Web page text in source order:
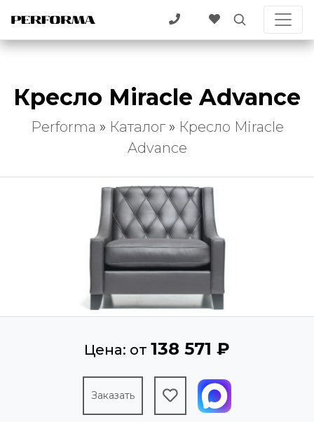
Кресло Miracle Advance
Performa » Каталог » Кресло Miracle
Advance
Цена: от 138 571 ₽
Заказать